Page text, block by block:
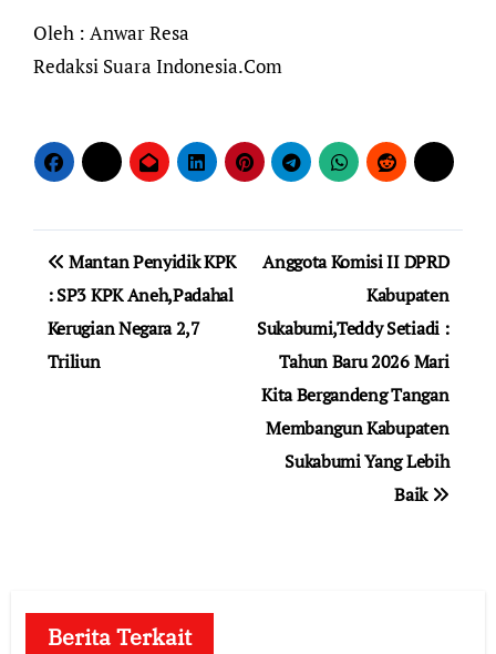
Oleh : Anwar Resa
Redaksi Suara Indonesia.Com
Navigasi
pos
Mantan Penyidik KPK
: SP3 KPK Aneh,Padahal
Kerugian Negara 2,7
Triliun
Anggota Komisi II DPRD
Kabupaten
Sukabumi,Teddy Setiadi :
Tahun Baru 2026 Mari
Kita Bergandeng Tangan
Membangun Kabupaten
Sukabumi Yang Lebih
Baik
Berita Terkait